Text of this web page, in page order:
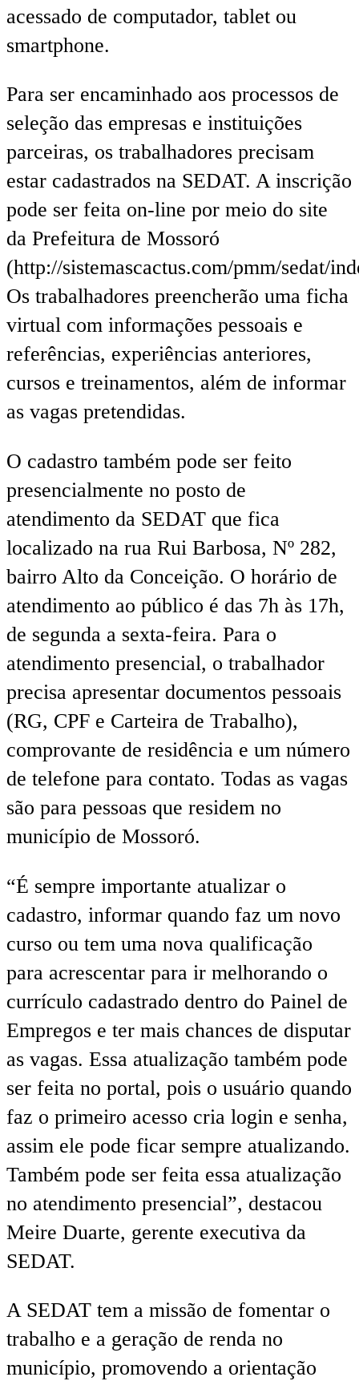
acessado de computador, tablet ou
smartphone.
Para ser encaminhado aos processos de
seleção das empresas e instituições
parceiras, os trabalhadores precisam
estar cadastrados na SEDAT. A inscrição
pode ser feita on-line por meio do site
da Prefeitura de Mossoró
(http://sistemascactus.com/pmm/sedat/
Os trabalhadores preencherão uma ficha
virtual com informações pessoais e
referências, experiências anteriores,
cursos e treinamentos, além de informar
as vagas pretendidas.
O cadastro também pode ser feito
presencialmente no posto de
atendimento da SEDAT que fica
localizado na rua Rui Barbosa, Nº 282,
bairro Alto da Conceição. O horário de
atendimento ao público é das 7h às 17h,
de segunda a sexta-feira. Para o
atendimento presencial, o trabalhador
precisa apresentar documentos pessoais
(RG, CPF e Carteira de Trabalho),
comprovante de residência e um número
de telefone para contato. Todas as vagas
são para pessoas que residem no
município de Mossoró.
“É sempre importante atualizar o
cadastro, informar quando faz um novo
curso ou tem uma nova qualificação
para acrescentar para ir melhorando o
currículo cadastrado dentro do Painel de
Empregos e ter mais chances de disputar
as vagas. Essa atualização também pode
ser feita no portal, pois o usuário quando
faz o primeiro acesso cria login e senha,
assim ele pode ficar sempre atualizando.
Também pode ser feita essa atualização
no atendimento presencial”, destacou
Meire Duarte, gerente executiva da
SEDAT.
A SEDAT tem a missão de fomentar o
trabalho e a geração de renda no
município, promovendo a orientação